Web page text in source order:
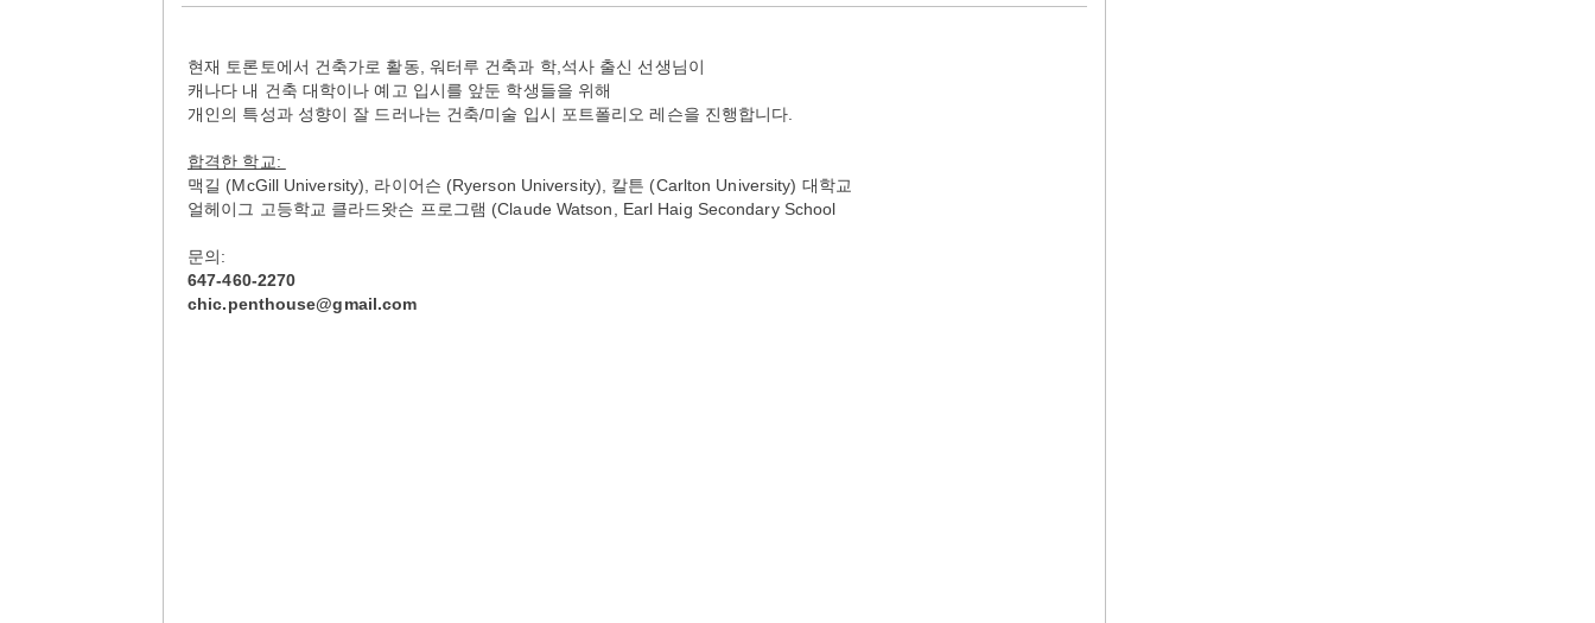
현재 토론토에서 건축가로 활동, 워터루 건축과 학,석사 출신 선생님이
캐나다 내 건축 대학이나 예고 입시를 앞둔 학생들을 위해
개인의 특성과 성향이 잘 드러나는 건축/미술 입시 포트폴리오 레슨을 진행합니다.
합격한 학교:
맥길 (McGill University), 라이어슨 (Ryerson University), 칼튼 (Carlton University) 대학교
얼헤이그 고등학교 클라드왓슨 프로그램 (Claude Watson, Earl Haig Secondary School
문의:
647-460-2270
chic.penthouse@gmail.com